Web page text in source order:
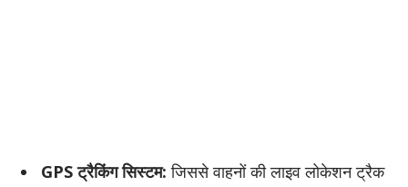
GPS ट्रैकिंग सिस्टम: जिससे वाहनों की लाइव लोकेशन ट्रैक